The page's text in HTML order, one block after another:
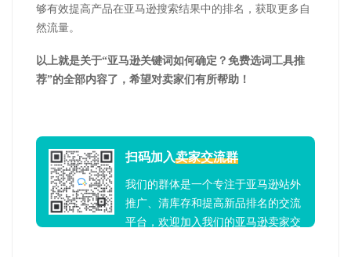
够有效提高产品在亚马逊搜索结果中的排名，获取更多自
然流量。
以上就是关于“亚马逊关键词如何确定？免费选词工具推
荐”的全部内容了，希望对卖家们有所帮助！
扫码加入卖家交流群
我们的群体是一个专注于亚马逊站外
推广、清库存和提高新品排名的交流
平台，欢迎加入我们的亚马逊卖家交